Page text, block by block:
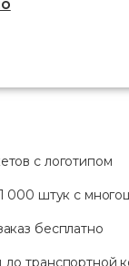
с логотипом
000 штук с
бесплатно
транспортной